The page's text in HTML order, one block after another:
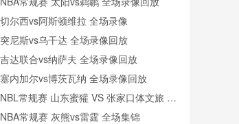
尔西vs阿斯顿维拉 全场录像
尼斯vs乌干达 全场录像回放
达联合vs纳萨夫 全场录像回放
内加尔vs博茨瓦纳 全场录像回放
常规赛 山东蜜獾 VS 张家口体文旅 全
常规赛 灰熊vs雷霆 全场集锦